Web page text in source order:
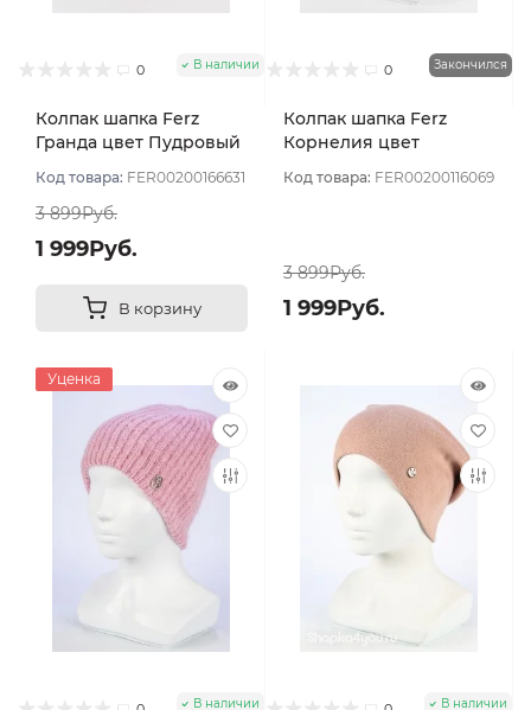
0 В наличии
Колпак шапка Ferz
Гранда цвет Пудровый
Код товара: FER00200166631
3 899Руб.
1 999Руб.
В корзину
0 Закончился
Колпак шапка Ferz
Корнелия цвет
Код товара: FER00200116069
3 899Руб.
1 999Руб.
Уценка
В наличии В наличии